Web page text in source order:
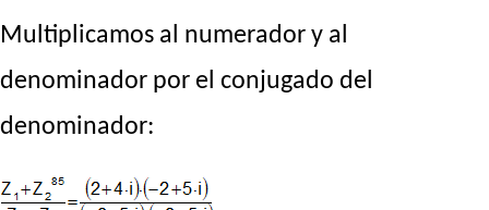
Multiplicamos al numerador y al
denominador por el conjugado del
denominador: